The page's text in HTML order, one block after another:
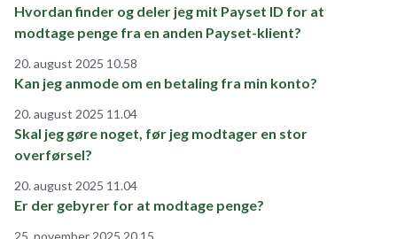
Hvordan finder og deler jeg mit Payset ID for at
modtage penge fra en anden Payset-klient?
20. august 2025 10.58
Kan jeg anmode om en betaling fra min konto?
20. august 2025 11.04
Skal jeg gøre noget, før jeg modtager en stor
overførsel?
20. august 2025 11.04
Er der gebyrer for at modtage penge?
25. november 2025 20.15